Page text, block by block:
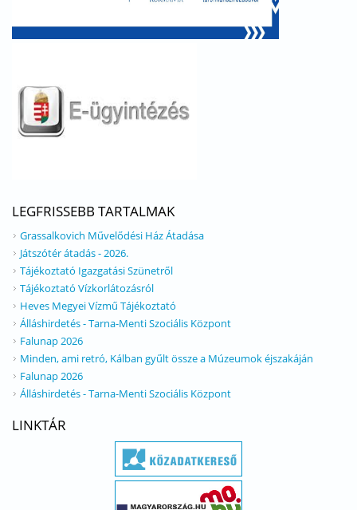
LEGFRISSEBB TARTALMAK
Grassalkovich Művelődési Ház Átadása
Játszótér átadás - 2026.
Tájékoztató Igazgatási Szünetről
Tájékoztató Vízkorlátozásról
Heves Megyei Vízmű Tájékoztató
Álláshirdetés - Tarna-Menti Szociális Központ
Falunap 2026
Minden, ami retró, Kálban gyűlt össze a Múzeumok éjszakáján
Falunap 2026
Álláshirdetés - Tarna-Menti Szociális Központ
LINKTÁR